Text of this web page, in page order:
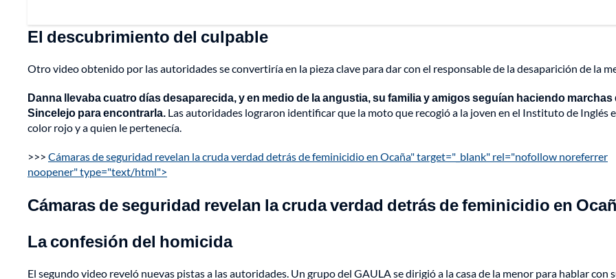
El descubrimiento del culpable
Otro video obtenido por las autoridades se convertiría en la pieza clave para dar con el responsable de la desaparición de la
Danna llevaba cuatro días desaparecida, y en medio de la angustia, su familia y amigos seguían haciendo marchas
Sincelejo para encontrarla. Las autoridades lograron identificar que la moto que recogió a la joven en el Instituto de Inglés
color rojo y a quien le pertenecía.
>>> Cámaras de seguridad revelan la cruda verdad detrás de feminicidio en Ocaña" target="_blank" rel="nofollow noreferrer
noopener" type="text/html">
Cámaras de seguridad revelan la cruda verdad detrás de feminicidio en
La confesión del homicida
El segundo video reveló nuevas pistas a las autoridades. Un grupo del GAULA se dirigió a la casa de la menor para hablar con